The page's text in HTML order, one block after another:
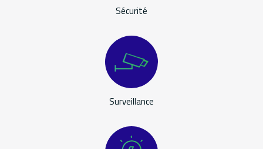
Sécurité
Surveillance